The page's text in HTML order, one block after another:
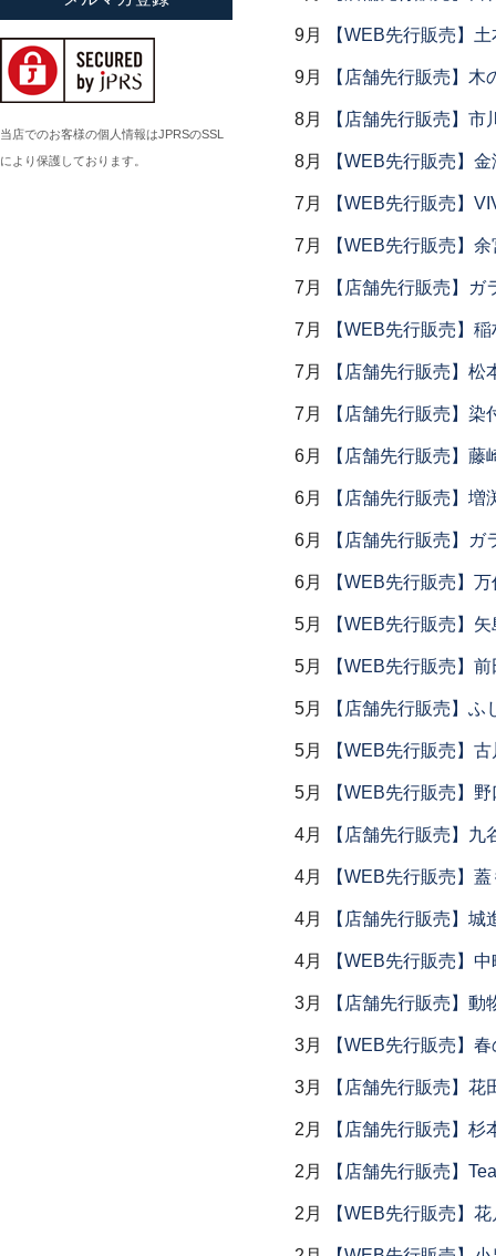
9月 【WEB先行販売】
9月 【店舗先行販売】木
8月 【店舗先行販売】
8月 【WEB先行販売】
7月 【WEB先行販売】
7月 【WEB先行販売】
7月 【店舗先行販売】ガ
7月 【WEB先行販売】
7月 【店舗先行販売】松
7月 【店舗先行販売】染
6月 【店舗先行販売】
6月 【店舗先行販売】増
6月 【店舗先行販売】ガ
6月 【WEB先行販売】
5月 【WEB先行販売】
5月 【WEB先行販売】
5月 【店舗先行販売】ふ
5月 【WEB先行販売】
5月 【WEB先行販売】
4月 【店舗先行販売】九
4月 【WEB先行販売】
4月 【店舗先行販売】城
4月 【WEB先行販売】
3月 【店舗先行販売】動
3月 【WEB先行販売】
3月 【店舗先行販売】
2月 【店舗先行販売】
2月 【店舗先行販売】
2月 【WEB先行販売】
小倉広太郎
岡田直人
岡野達也
岡本修
小川佳子
当店でのお客様の個人情報はJPRSのSSL
により保護しております。